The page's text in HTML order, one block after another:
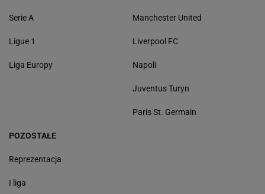
Serie A
Ligue 1
Liga Europy
Manchester United
Liverpool FC
Napoli
Juventus Turyn
Paris St. Germain
POZOSTAŁE
Reprezentacja
I liga